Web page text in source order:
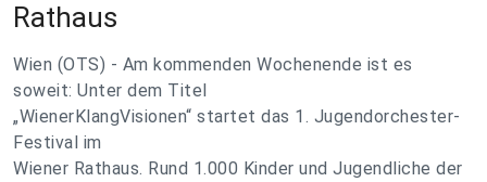
Rathaus
Wien (OTS) - Am kommenden Wochenende ist es
soweit: Unter dem Titel
„WienerKlangVisionen“ startet das 1. Jugendorchester-
Festival im
Wiener Rathaus. Rund 1.000 Kinder und Jugendliche der